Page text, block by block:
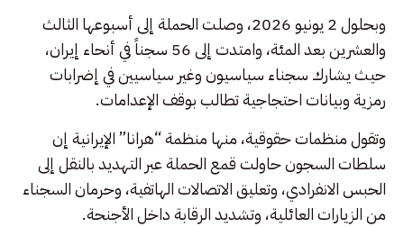
وبحلول 2 يونيو 2026، وصلت الحملة إلى أسبوعها الثالث
والعشرين بعد المئة، وامتدت إلى 56 سجناً في أنحاء إيران،
حيث يشارك سجناء سياسيون وغير سياسيين في إضرابات
رمزية وبيانات احتجاجية تطالب بوقف الإعدامات.
وتقول منظمات حقوقية، منها منظمة “هرانا” الإيرانية إن
سلطات السجون حاولت قمع الحملة عبر التهديد بالنقل إلى
الحبس الانفرادي، وتعليق الاتصالات الهاتفية، وحرمان السجناء
من الزيارات العائلية، وتشديد الرقابة داخل الأجنحة.